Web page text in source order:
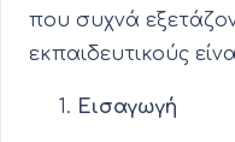
που συχνά
εκπαιδευτικούς
Εισαγωγή